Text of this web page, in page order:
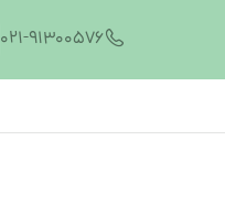
021-91300576